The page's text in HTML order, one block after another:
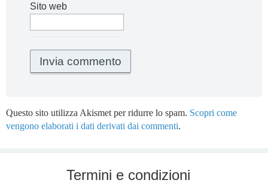
Sito web
Questo sito utilizza Akismet per ridurre lo spam. Scopri come
vengono elaborati i dati derivati dai commenti.
Termini e condizioni